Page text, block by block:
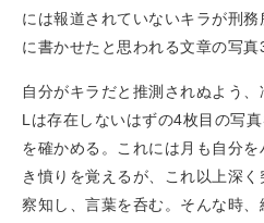
には報道されていないキラが刑
に書かせたと思われる文章の写真
自分がキラだと推測されぬよう、
Lは存在しないはずの4枚目の写
を確かめる。これには月も自分
き憤りを覚えるが、これ以上深
察知し、言葉を呑む。そんな時